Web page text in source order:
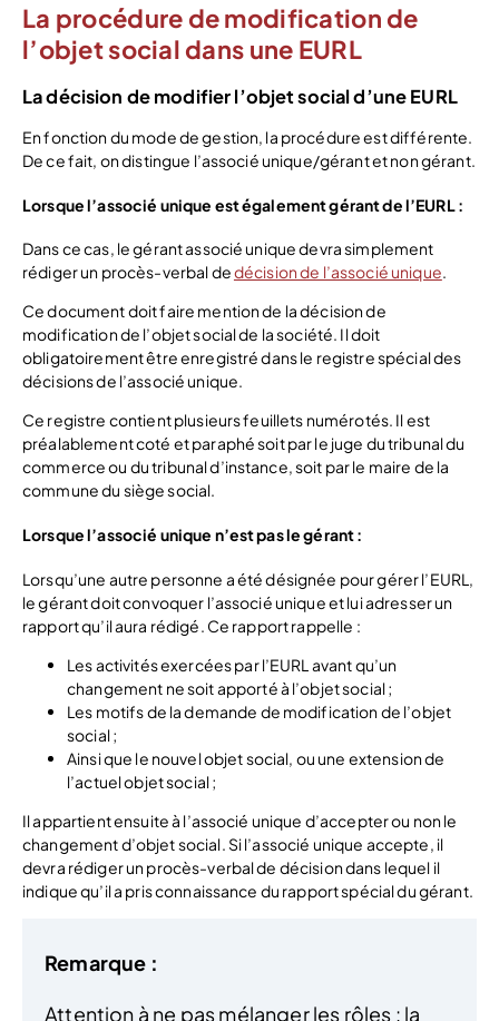
La procédure de modification de
l’objet social dans une EURL
La décision de modifier l’objet social d’une EURL
En fonction du mode de gestion, la procédure est différente.
De ce fait, on distingue l’associé unique/gérant et non gérant.
Lorsque l’associé unique est également gérant de l’EURL :
Dans ce cas, le gérant associé unique devra simplement
rédiger un procès-verbal dedécision de l’associé unique.
Ce document doit faire mention de la décision de
modification de l’objet social de la société. Il doit
obligatoirement être enregistré dans le registre spécial des
décisions de l’associé unique.
Ce registre contient plusieurs feuillets numérotés. Il est
préalablement coté et paraphé soit par le juge du tribunal du
commerce ou du tribunal d’instance, soit par le maire de la
commune du siège social.
Lorsque l’associé unique n’est pas le gérant :
Lorsqu’une autre personne a été désignée pour gérer l’EURL,
le gérant doit convoquer l’associé unique et lui adresser un
rapport qu’il aura rédigé. Ce rapport rappelle :
Les activités exercées par l’EURL avant qu’un
changement ne soit apporté à l’objet social ;
Les motifs de la demande de modification de l’objet
social ;
Ainsi que le nouvel objet social, ou une extension de
l’actuel objet social ;
Il appartient ensuite à l’associé unique d’accepter ou non le
changement d’objet social. Si l’associé unique accepte, il
devra rédiger un procès-verbal de décision dans lequel il
indique qu’il a pris connaissance du rapport spécial du gérant.
Remarque :
Attention à ne pas mélanger les rôles : la